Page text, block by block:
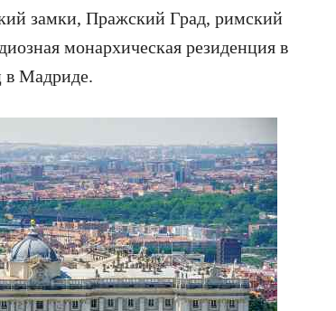
замки, Пражский Град, римский
монархическая резиденция в
в Мадриде.